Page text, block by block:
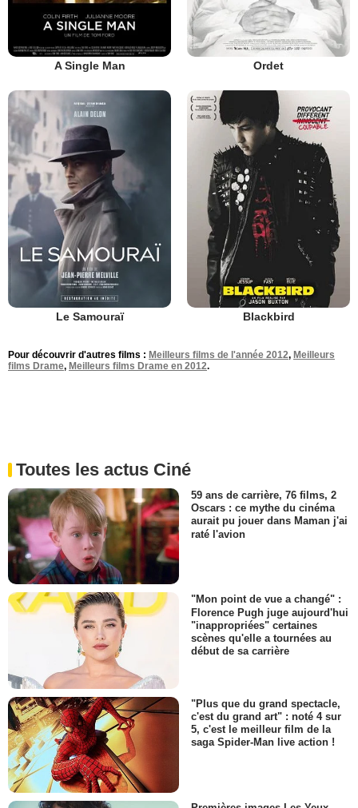
A Single Man Ordet
Le Samouraï Blackbird
Pour découvrir d'autres films : Meilleurs films de l'année 2012, Meilleurs
films Drame, Meilleurs films Drame en 2012.
Toutes les actus Ciné
59 ans de carrière, 76 films, 2
Oscars : ce mythe du cinéma
aurait pu jouer dans Maman j'ai
raté l'avion
"Mon point de vue a changé" :
Florence Pugh juge aujourd'hui
"inappropriées" certaines
scènes qu'elle a tournées au
début de sa carrière
"Plus que du grand spectacle,
c'est du grand art" : noté 4 sur
5, c'est le meilleur film de la
saga Spider-Man live action !